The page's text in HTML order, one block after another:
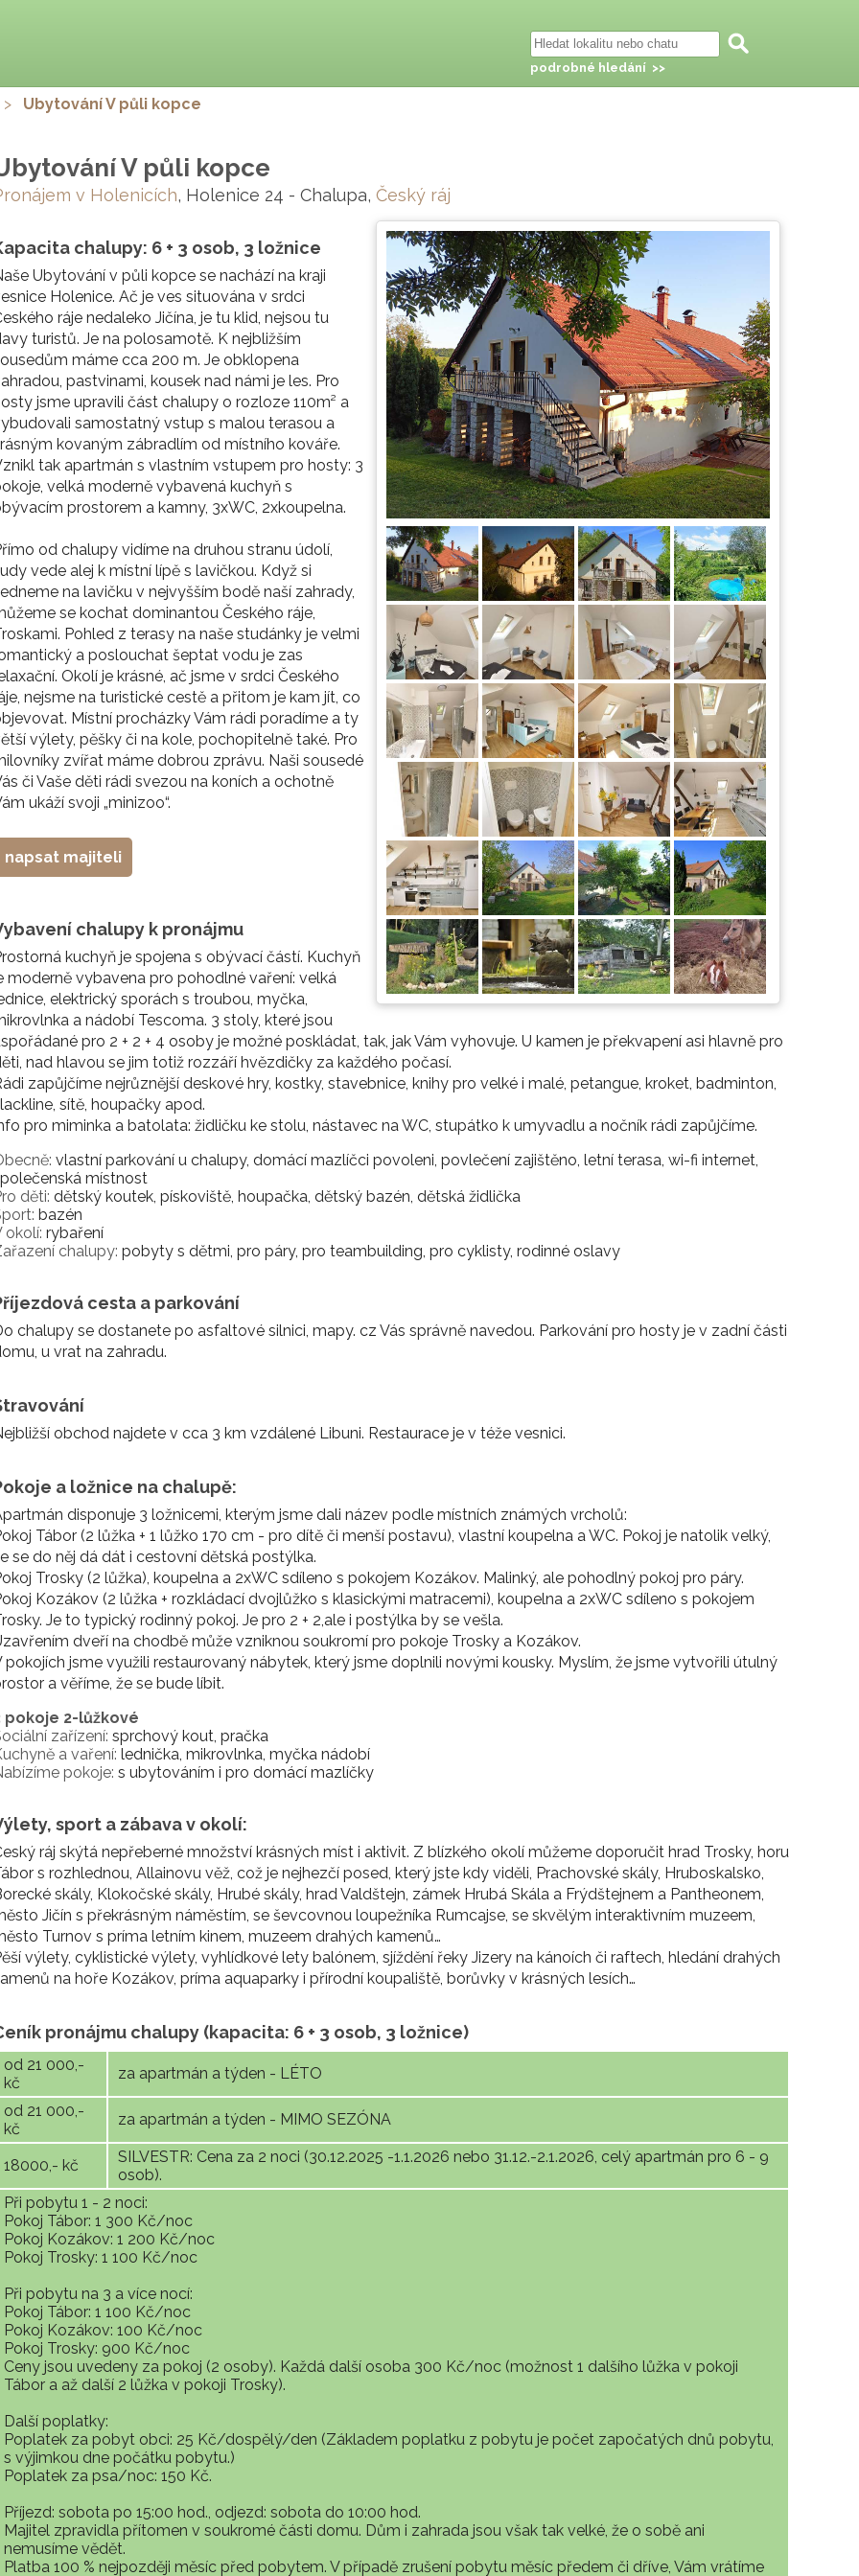
> Ubytování V půli kopce
V půli kopce
v Holenicích, Holenice 24 - Chalupa, Český ráj
chalupy: 6 + 3 osob, 3 ložnice
Ubytování v půli kopce se nachází na kraji
Holenice. Ač je ves situována v srdci
ráje nedaleko Jičína, je tu klid, nejsou tu
turistů. Je na polosamotě. K nejbližším
máme cca 200 m. Je obklopena
pastvinami, kousek nad námi je les. Pro
jsme upravili část chalupy o rozloze 110m² a
samostatný vstup s malou terasou a
kovaným zábradlím od místního kováře.
tak apartmán s vlastním vstupem pro hosty: 3
velká moderně vybavená kuchyň s
prostorem a kamny, 3xWC, 2xkoupelna.
od chalupy vidíme na druhou stranu údolí,
vede alej k místní lípě s lavičkou. Když si
na lavičku v nejvyšším bodě naší zahrady,
se kochat dominantou Českého ráje,
Pohled z terasy na naše studánky je velmi
a poslouchat šeptat vodu je zas
Okolí je krásné, ač jsme v srdci Českého
nejsme na turistické cestě a přitom je kam jít, co
Místní procházky Vám rádi poradíme a ty
výlety, pěšky či na kole, pochopitelně také. Pro
zvířat máme dobrou zprávu. Naši sousedé
či Vaše děti rádi svezou na koních a ochotně
ukáží svoji „minizoo“.
napsat majiteli
chalupy k pronájmu
kuchyň je spojena s obývací částí. Kuchyň
moderně vybavena pro pohodlné vaření: velká
elektrický sporách s troubou, myčka,
a nádobí Tescoma. 3 stoly, které jsou
pro 2 + 2 + 4 osoby je možné poskládat, tak, jak Vám vyhovuje. U kamen je překvapení asi hlavně pro
nad hlavou se jim totiž rozzáří hvězdičky za každého počasí.
zapůjčíme nejrůznější deskové hry, kostky, stavebnice, knihy pro velké i malé, petangue, kroket, badminton,
sítě, houpačky apod.
pro miminka a batolata: židličku ke stolu, nástavec na WC, stupátko k umyvadlu a nočník rádi zapůjčíme.
vlastní parkování u chalupy, domácí mazlíčci povoleni, povlečení zajištěno, letní terasa, wi-fi internet,
místnost
děti: dětský koutek, pískoviště, houpačka, dětský bazén, dětská židlička
bazén
okolí: rybaření
chalupy: pobyty s dětmi, pro páry, pro teambuilding, pro cyklisty, rodinné oslavy
cesta a parkování
chalupy se dostanete po asfaltové silnici, mapy. cz Vás správně navedou. Parkování pro hosty je v zadní části
u vrat na zahradu.
obchod najdete v cca 3 km vzdálené Libuni. Restaurace je v téže vesnici.
a ložnice na chalupě:
disponuje 3 ložnicemi, kterým jsme dali název podle místních známých vrcholů:
Tábor (2 lůžka + 1 lůžko 170 cm - pro dítě či menší postavu), vlastní koupelna a WC. Pokoj je natolik velký,
se do něj dá dát i cestovní dětská postýlka.
Trosky (2 lůžka), koupelna a 2xWC sdíleno s pokojem Kozákov. Malinký, ale pohodlný pokoj pro páry.
Kozákov (2 lůžka + rozkládací dvojlůžko s klasickými matracemi), koupelna a 2xWC sdíleno s pokojem
Je to typický rodinný pokoj. Je pro 2 + 2,ale i postýlka by se vešla.
dveří na chodbě může vzniknou soukromí pro pokoje Trosky a Kozákov.
pokojích jsme využili restaurovaný nábytek, který jsme doplnili novými kousky. Myslím, že jsme vytvořili útulný
a věříme, že se bude líbit.
pokoje 2-lůžkové
zařízení: sprchový kout, pračka
a vaření: lednička, mikrovlnka, myčka nádobí
pokoje: s ubytováním i pro domácí mazlíčky
sport a zábava v okolí:
ráj skýtá nepřeberné množství krásných míst i aktivit. Z blízkého okolí můžeme doporučit hrad Trosky, horu
s rozhlednou, Allainovu věž, což je nejhezčí posed, který jste kdy viděli, Prachovské skály, Hruboskalsko,
skály, Klokočské skály, Hrubé skály, hrad Valdštejn, zámek Hrubá Skála a Frýdštejnem a Pantheonem,
Jičín s překrásným náměstím, se ševcovnou loupežníka Rumcajse, se skvělým interaktivním muzeem,
Turnov s príma letním kinem, muzeem drahých kamenů…
výlety, cyklistické výlety, vyhlídkové lety balónem, sjíždění řeky Jizery na kánoích či raftech, hledání drahých
na hoře Kozákov, príma aquaparky i přírodní koupaliště, borůvky v krásných lesích…
pronájmu chalupy (kapacita: 6 + 3 osob, 3 ložnice)
od 21 000,-
kč
za apartmán a týden - LÉTO
od 21 000,-
kč
za apartmán a týden - MIMO SEZÓNA
18000,- kč
SILVESTR: Cena za 2 noci (30.12.2025 -1.1.2026 nebo 31.12.-2.1.2026, celý apartmán pro 6 - 9
osob).
Při pobytu 1 - 2 noci:
Pokoj Tábor: 1 300 Kč/noc
Pokoj Kozákov: 1 200 Kč/noc
Pokoj Trosky: 1 100 Kč/noc
Při pobytu na 3 a více nocí:
Pokoj Tábor: 1 100 Kč/noc
Pokoj Kozákov: 100 Kč/noc
Pokoj Trosky: 900 Kč/noc
Ceny jsou uvedeny za pokoj (2 osoby). Každá další osoba 300 Kč/noc (možnost 1 dalšího lůžka v pokoji
Tábor a až další 2 lůžka v pokoji Trosky).
Další poplatky:
Poplatek za pobyt obci: 25 Kč/dospělý/den (Základem poplatku z pobytu je počet započatých dnů pobytu,
s výjimkou dne počátku pobytu.)
Poplatek za psa/noc: 150 Kč.
Příjezd: sobota po 15:00 hod., odjezd: sobota do 10:00 hod.
Majitel zpravidla přítomen v soukromé části domu. Dům i zahrada jsou však tak velké, že o sobě ani
nemusíme vědět.
Platba 100 % nejpozději měsíc před pobytem. V případě zrušení pobytu měsíc předem či dříve, Vám vrátíme
podrobné hledání >>